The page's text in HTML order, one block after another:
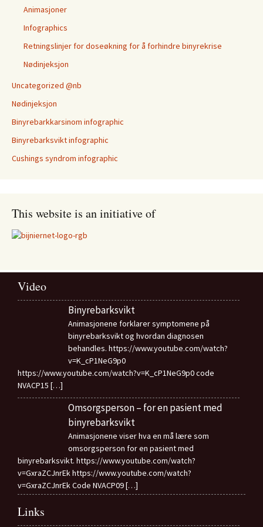
Animasjoner
Infographics
Retningslinjer for doseøkning for å forhindre binyrekrise
Nødinjeksjon
Uncategorized @nb
Nødinjeksjon
Binyrebarkkarsinom infographic
Binyrebarksvikt infographic
Cushings syndrom infographic
This website is an initiative of
Video
Binyrebarksvikt
Animasjonene forklarer symptomene på
binyrebarksvikt og hvordan diagnosen
behandles. https://www.youtube.com/watch?
v=K_cP1NeG9p0
https://www.youtube.com/watch?v=K_cP1NeG9p0 code
NVACP15 […]
Omsorgsperson – for en pasient med
binyrebarksvikt
Animasjonene viser hva en må lære som
omsorgsperson for en pasient med
binyrebarksvikt. https://www.youtube.com/watch?
v=GxraZCJnrEk https://www.youtube.com/watch?
v=GxraZCJnrEk Code NVACP09[…]
Links